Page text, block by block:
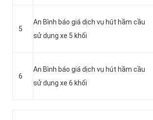
5
An Bình báo giá dịch vụ hút hầm cầu
sử dụng xe 5 khối
6
An Bình báo giá dịch vụ hút hầm cầu
sử dụng xe 6 khối